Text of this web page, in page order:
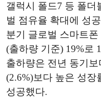
갤럭시 폴드7 등 폴더
벌 점유율 확대에 성
분기 글로벌 스마트
(출하량 기준) 19%로
출하량은 전년 동기
(2.6%)보다 높은 성장
성공했다.